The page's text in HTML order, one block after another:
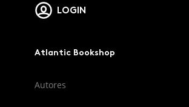
LOGIN
Atlantic Bookshop
Autores